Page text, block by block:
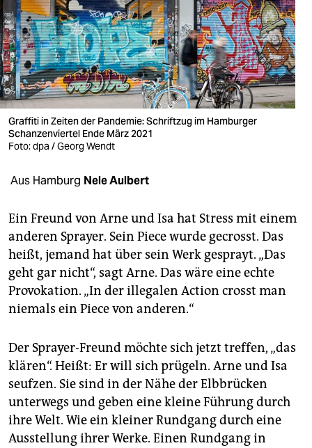
nord
wahrheit
verlag
verlag
veranstaltungen
unterstützen
abo
genossenschaft
epaper login
Graffiti in Zeiten der Pandemie: Schriftzug im Hamburger
Schanzenviertel Ende März 2021
Foto: dpa / Georg Wendt
Aus Hamburg Nele Aulbert
Ein Freund von Arne und Isa hat Stress mit einem
anderen Sprayer. Sein ­Piece wurde gecrosst. Das
heißt, jemand hat über sein Werk gesprayt. „Das
geht gar nicht“, sagt Arne. Das wäre eine echte
Provokation. „In der illegalen Action crosst man
niemals ein Piece von anderen.“
Der Sprayer-Freund möchte sich jetzt treffen, „das
klären“. Heißt: Er will sich prügeln. Arne und Isa
seufzen. Sie sind in der Nähe der Elbbrücken
unterwegs und geben eine kleine Führung durch
ihre Welt. Wie ein kleiner Rundgang durch eine
Ausstellung ihrer Werke. Einen Rundgang in